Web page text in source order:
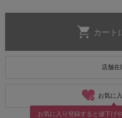
店舗在
お気に
お気に入り登録すると値下げ